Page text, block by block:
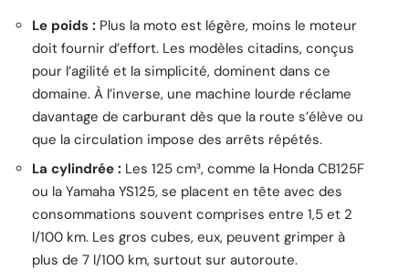
Le poids : Plus la moto est légère, moins le moteur
doit fournir d’effort. Les modèles citadins, conçus
pour l’agilité et la simplicité, dominent dans ce
domaine. À l’inverse, une machine lourde réclame
davantage de carburant dès que la route s’élève ou
que la circulation impose des arrêts répétés.
La cylindrée : Les 125 cm³, comme la Honda CB125F
ou la Yamaha YS125, se placent en tête avec des
consommations souvent comprises entre 1,5 et 2
l/100 km. Les gros cubes, eux, peuvent grimper à
plus de 7 l/100 km, surtout sur autoroute.